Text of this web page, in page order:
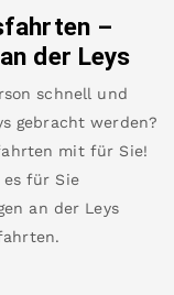
–
der Leys
schnell und
gebracht werden?
mit für Sie!
es für Sie
an der Leys